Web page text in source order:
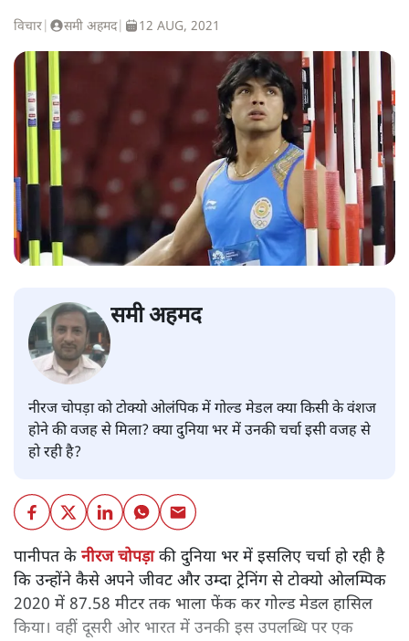
विचार समी अहमद| 12 AUG, 2021
समी अहमद
नीरज चोपड़ा को टोक्यो ओलंपिक में गोल्ड मेडल क्या किसी के वंशज
होने की वजह से मिला? क्या दुनिया भर में उनकी चर्चा इसी वजह से
हो रही है?
पानीपत के नीरज चोपड़ाकी दुनिया भर में इसलिए चर्चा हो रही है
कि उन्होंने कैसे अपने जीवट और उम्दा ट्रेनिंग से टोक्यो ओलम्पिक
2020 में 87.58 मीटर तक भाला फेंक कर गोल्ड मेडल हासिल
किया। वहीं दूसरी ओर भारत में उनकी इस उपलब्धि पर एक